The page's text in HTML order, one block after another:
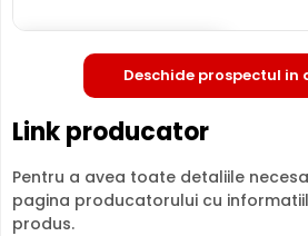
Dahua Full Color
Deschide prospectul
Link producator
Pentru a avea toate detaliile
pagina producatorului cu
produs.